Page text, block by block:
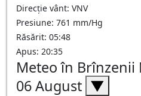
Direcție vânt: VNV
Presiune: 761 mm/Hg
Răsărit: 05:48
Apus: 20:35
Meteo în Brînzenii
06 August ▼